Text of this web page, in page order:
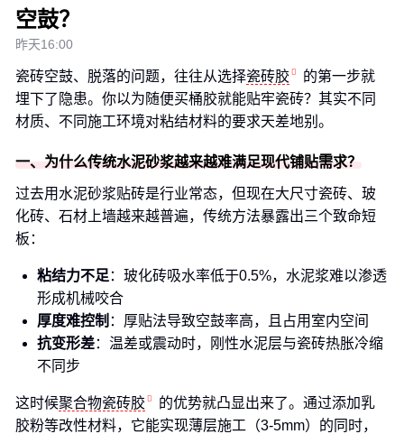
空鼓？
昨天16:00
瓷砖空鼓、脱落的问题，往往从选择瓷砖胶
的第一步就
埋下了隐患。你以为随便买桶胶就能贴牢瓷砖？其实不同
材质、不同施工环境对粘结材料的要求天差地别。
一、为什么传统水泥砂浆越来越难满足现代铺贴需求？
过去用水泥砂浆贴砖是行业常态，但现在大尺寸瓷砖、玻
化砖、石材上墙越来越普遍，传统方法暴露出三个致命短
板：
粘结力不足 ：玻化砖吸水率低于0.5%，水泥浆难以渗透
形成机械咬合
厚度难控制 ：厚贴法导致空鼓率高，且占用室内空间
抗变形差：温差或震动时，刚性水泥层与瓷砖热胀冷缩
不同步
这时候聚合物瓷砖胶
的优势就凸显出来了。通过添加乳
胶粉等改性材料，它能实现薄层施工（3-5mm）的同时，